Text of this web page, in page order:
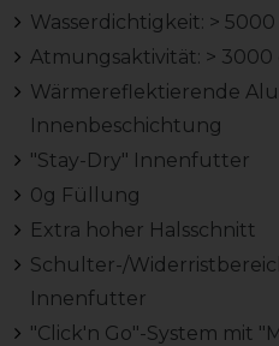
Wasserdichtigkeit: >
Atmungsaktivität: > 3000
Wärmereflektierende
Innenbeschichtung
"Stay-Dry" Innenfutter
0g Füllung
Extra hoher Halsschnitt
Schulter-/
Innenfutter
"Click'n Go"-System mit